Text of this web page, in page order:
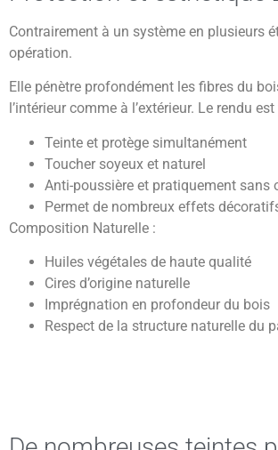
Contrairement à un système en plusieurs
opération.
Elle pénètre profondément les fibres du
l’intérieur comme à l’extérieur. Le rendu
Teinte et protège simultanément
Toucher soyeux et naturel
Anti-poussière et pratiquement sans
Permet de nombreux effets
Composition Naturelle :
Huiles végétales de haute qualité
Cires d’origine naturelle
Imprégnation en profondeur du bois
Respect de la structure naturelle du